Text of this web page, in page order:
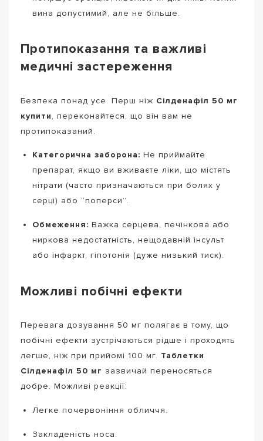
вина допустимий, але не більше.
Протипоказання та важливі
медичні застереження
Безпека понад усе. Перш ніж Сілденафіл 50 мг
купити, переконайтеся, що він вам не
протипоказаний.
Категорична заборона: Не приймайте
препарат, якщо ви вживаєте ліки, що містять
нітрати (часто призначаються при болях у
серці) або “поперси”.
Обмеження: Важка серцева, печінкова або
ниркова недостатність, нещодавній інсульт
або інфаркт, гіпотонія (дуже низький тиск).
Можливі побічні ефекти
Перевага дозування 50 мг полягає в тому, що
побічні ефекти зустрічаються рідше і проходять
легше, ніж при прийомі 100 мг. Таблетки
Сілденафіл 50 мг зазвичай переносяться
добре. Можливі реакції:
Легке почервоніння обличчя.
Закладеність носа.